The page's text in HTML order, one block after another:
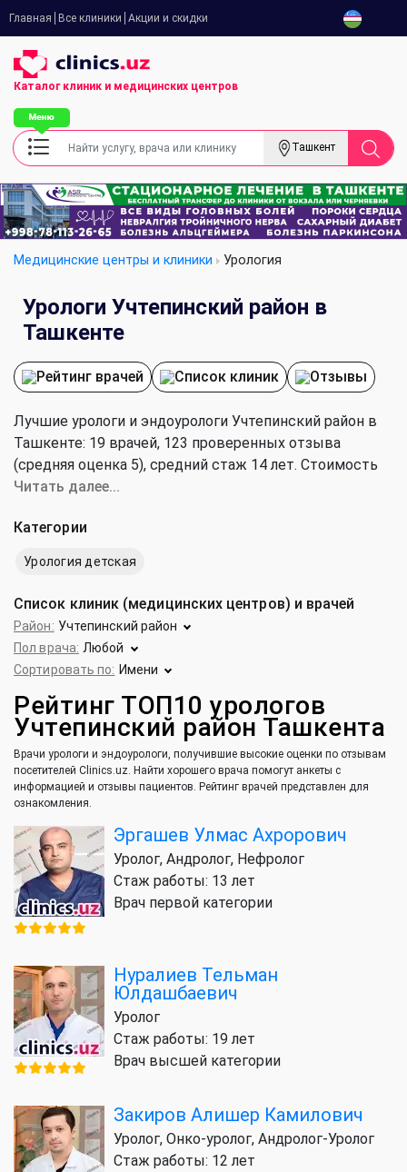
Главная Все клиники Акции и скидки
Каталог клиник и медицинских центров
Ташкент
Медицинские центры и клиники Урология
Урологи Учтепинский район в
Ташкенте
Рейтинг врачей Список клиник Отзывы
Лучшие урологи и эндоурологи Учтепинский район в
Ташкенте: 19 врачей, 123 проверенных отзыва
(средняя оценка 5), cредний стаж 14 лет. Стоимость
консультации уролога и эндоуролога от 70 000 до 250
Читать далее...
Категории
Урология детская
Список клиник (медицинских центров) и врачей
Район: Учтепинский район
Пол врача: Любой
Сортировать по: Имени
Рейтинг ТОП10 урологов
Учтепинский район Ташкента
Врачи урологи и эндоурологи, получившие высокие оценки по отзывам
посетителей Clinics.uz. Найти хорошего врача помогут анкеты с
информацией и отзывы пациентов. Рейтинг врачей представлен для
ознакомления.
Эргашев Улмас Ахрорович
Уролог, Андролог, Нефролог
Стаж работы: 13 лет
Врач первой категории
Нуралиев Тельман
Юлдашбаевич
Уролог
Стаж работы: 19 лет
Врач высшей категории
Закиров Алишер Камилович
Уролог, Онко-уролог, Андролог-Уролог
Стаж работы: 12 лет